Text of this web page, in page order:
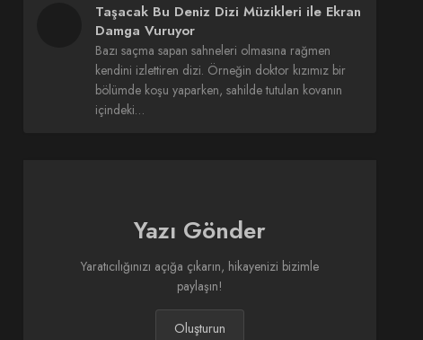
Taşacak Bu Deniz Dizi Müzikleri ile Ekran
Damga Vuruyor
Bazı saçma sapan sahneleri olmasına rağmen
kendini izlettiren dizi. Örneğin doktor kızımız bir
bölümde koşu yaparken, sahilde tutulan kovanın
içindeki…
Yazı Gönder
Yaratıcılığınızı açığa çıkarın, hikayenizi bizimle
paylaşın!
Oluşturun